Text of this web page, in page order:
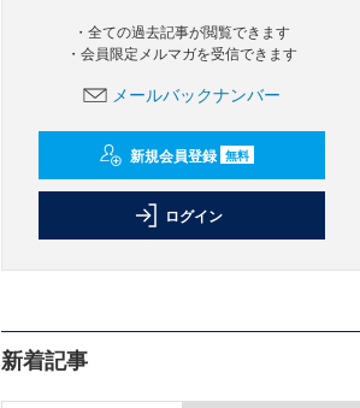
・全ての過去記事が閲覧できます
・会員限定メルマガを受信できます
メールバックナンバー
新規会員登録 無料
ログイン
新着記事